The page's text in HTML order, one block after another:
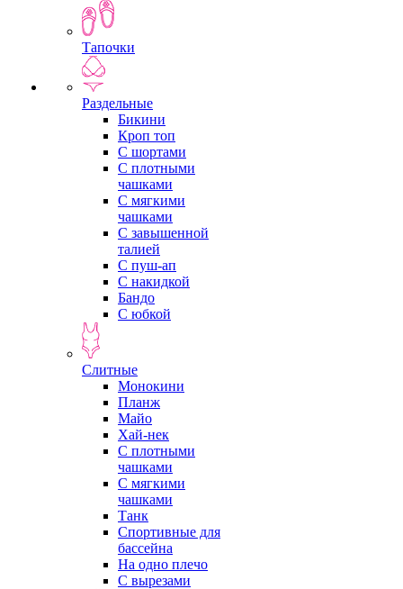
Тапочки
Раздельные
Бикини
Кроп топ
С шортами
С плотными
чашками
С мягкими
чашками
С завышенной
талией
С пуш-ап
С накидкой
Бандо
С юбкой
Слитные
Монокини
Планж
Майо
Хай-нек
С плотными
чашками
С мягкими
чашками
Танк
Спортивные для
бассейна
На одно плечо
С вырезами